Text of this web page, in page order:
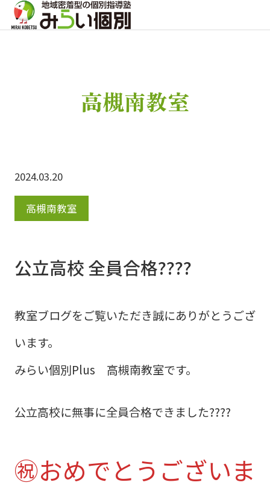
高槻南教室
2024.03.20
高槻南教室
公立高校 全員合格????
教室ブログをご覧いただき誠にありがとうござ
います。
みらい個別Plus 高槻南教室です。
公立高校に無事に全員合格できました????
㊗おめでとうございま